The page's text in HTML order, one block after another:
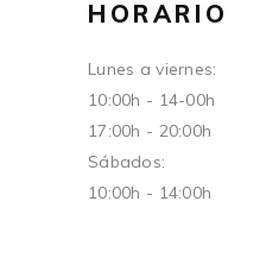
HORARIO
Lunes a viernes:
10:00h - 14-00h
17:00h - 20:00h
Sábados:
10:00h - 14:00h